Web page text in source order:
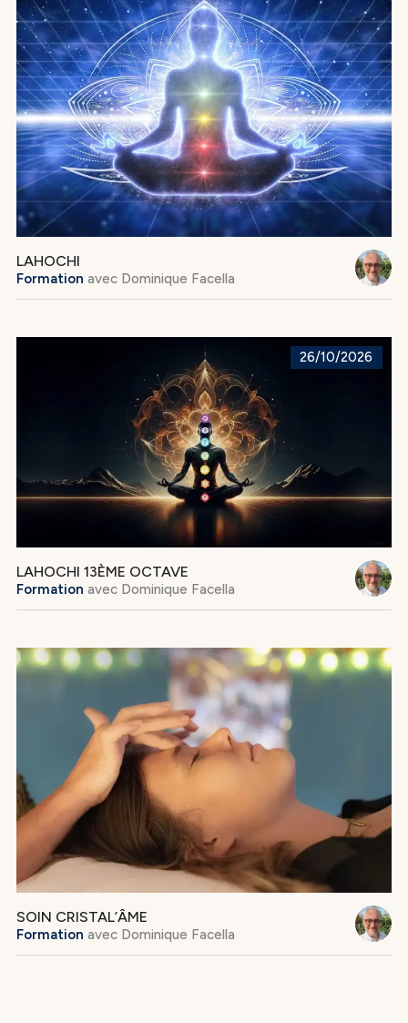
LAHOCHI
Formation avecDominique Facella
26/10/2026
LAHOCHI 13ÈME OCTAVE
Formation avecDominique Facella
SOIN CRISTAL’ÂME
Formation avecDominique Facella